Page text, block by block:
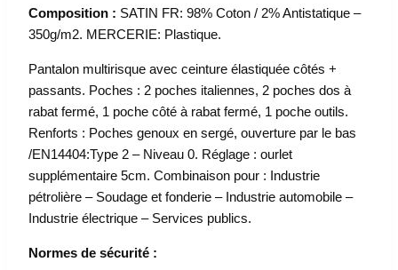
Composition : SATIN FR: 98% Coton / 2% Antistatique –
350g/m2. MERCERIE: Plastique.
Pantalon multirisque avec ceinture élastiquée côtés +
passants. Poches : 2 poches italiennes, 2 poches dos à
rabat fermé, 1 poche côté à rabat fermé, 1 poche outils.
Renforts : Poches genoux en sergé, ouverture par le bas
/EN14404:Type 2 – Niveau 0. Réglage : ourlet
supplémentaire 5cm. Combinaison pour : Industrie
pétrolière – Soudage et fonderie – Industrie automobile –
Industrie électrique – Services publics.
Normes de sécurité :